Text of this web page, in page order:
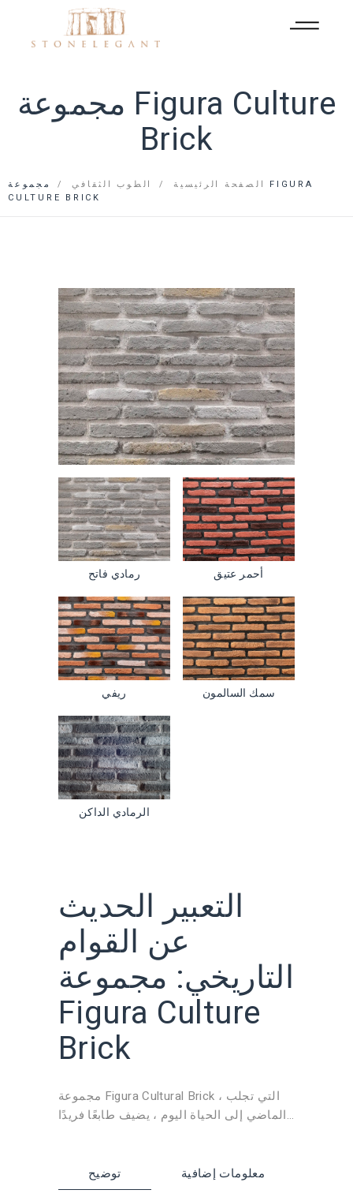
مجموعة Figura Culture
Brick
الصفحة الرئيسية الطوب الثقافي
مجموعة FIGURA
CULTURE BRICK
رمادي فاتح أحمر عتيق
ريفي سمك السالمون
الرمادي الداكن
التعبير الحديث
عن القوام
التاريخي: مجموعة
Figura Culture
Brick
مجموعة Figura Cultural Brick ، ​​التي تجلب
الماضي إلى الحياة اليوم ، يضيف طابعًا فريدًا
تقدم وليمة جمالية ، يمكنك خلق جو غامض في
توضيح معلومات إضافية